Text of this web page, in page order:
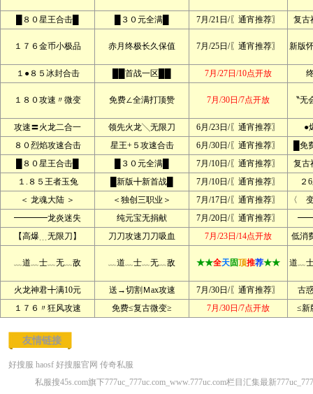
█８０星王合击█ █３０元全满█ 7月/21日/〖通宵推荐〗 复古
１７６金币小极品 赤月终极长久保值 7月/25日/〖通宵推荐〗 新版
１●８５冰封合击 ██首战一区██ 7月/27日/10点开放
１８０攻速〃微变 免费∠全满打顶赞 7月/30日/7点开放 〝
攻速〓火龙二合一 领先火龙╲无限刀 6月/23日/〖通宵推荐〗
●
８０烈焰攻速合击
星王+５攻速合击 6月/30日/〖通宵推荐〗
█
█８０星王合击█
█３０元全满█ 7月/10日/〖通宵推荐〗
复古
１.８５王者玉兔
█新版╋新首战█ 7月/10日/〖通宵推荐〗
２
＜ 龙魂大陆 ＞
＜独创三职业＞ 7月/17日/〖通宵推荐〗
〈
━━━━龙炎迷失
纯元宝无捐献 7月/20日/〖通宵推荐〗
━━
【高爆﹍无限刀】
刀刀攻速刀刀吸血 7月/23日/14点开放 低消
﹏道﹏士﹏无﹏敌 ﹏道﹏士﹏无﹏敌 ★★全天固顶推荐★★ 道﹏
火龙神君╋满10元 送→切割Ｍax攻速 7月/30日/〖通宵推荐〗
古
１７６〃狂风攻速
免费≤复古微变≥ 7月/30日/7点开放 ≤新
友情链接
好搜服 haosf 好搜服官网 传奇私服
私服搜45s.com旗下777uc_777uc.com_www.777uc.com栏目汇集最新